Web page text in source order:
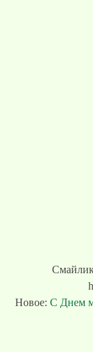
Новое: С Днем